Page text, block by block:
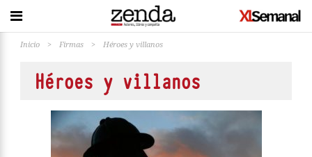
Inicio > Firmas > Héroes y villanos
Héroes y villanos